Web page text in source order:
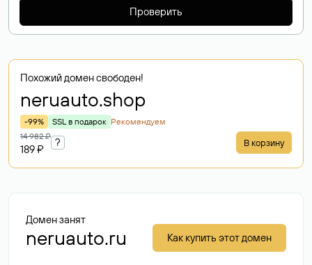
Проверить
Похожий домен свободен!
neruauto.shop
-99% SSL в подарок Рекомендуем
14 982 ₽
189 ₽
? В корзину
Домен занят
neruauto.ru Как купить этот домен